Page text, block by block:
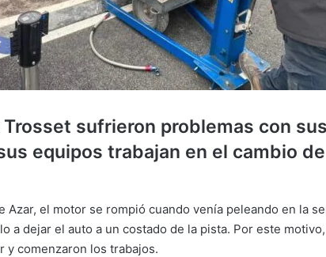
sufrieron problemas con
equipos trabajan en el cambio
Azar, el motor se rompió cuando venía peleando en la
a dejar el auto a un costado de la pista. Por este
y comenzaron los trabajos.